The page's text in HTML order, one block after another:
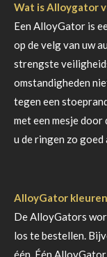
Wat is Alloygator
Een AlloyGator is
op de velg van uw
strengste
omstandigheden
tegen een
met een mesje
u de ringen zo goed
AlloyGator kleuren
De AlloyGators
los te bestellen.
één. Één